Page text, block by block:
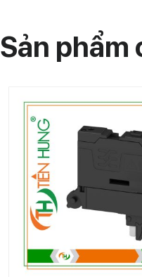
Sản phẩm